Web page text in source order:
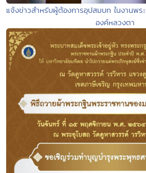
แจ้งข่าวสำหรับผู้ต้องการอุปสมบท ในงานพร
องค์หลวงตา